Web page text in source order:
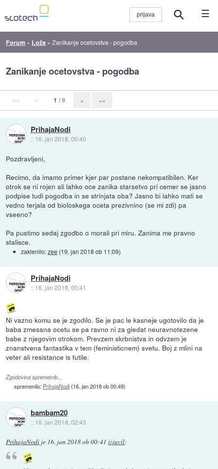
☰
Forum » Loža »Zanikanje ocetovstva - pogodba
Zanikanje ocetovstva - pogodba
«« « 1 / 9 » »»
PrihajaNodi
:: 16. jan 2018, 00:40
Pozdravljeni,
Recimo, da imamo primer kjer par postane nekompatibilen. Ker
otrok se ni rojen ali lahko oce zanika starsetvo pri cemer se jasno
podpise tudi pogodba in se strinjata oba? Jasno bi lahko mati se
vedno terjala od bioloskega oceta prezivnino (se mi zdi) pa
vseeno?
Pa pustimo sedaj zgodbo o morali pri miru. Zanima me pravno
stalisce.
zaklenilo:zee (19. jan 2018 ob 11:09)
PrihajaNodi
:: 16. jan 2018, 00:41
Ni vazno komu se je zgodilo. Se je pac le kasneje ugotovilo da je
baba zmesana ocetu se pa ravno ni za gledat neuravnotezene
babe z njegovim otrokom. Prevzem skrbnistva in odvzem je
znanstvena fantastika v tem (feministicnem) svetu. Boj z mlini na
veter ali resistance is futile.
Zgodovina sprememb…
spremenilo: PrihajaNodi(16. jan 2018 ob 00:49)
bambam20
:: 16. jan 2018, 02:43
PrihajaNodi je 16. jan 2018 ob 00:41 izjavil: